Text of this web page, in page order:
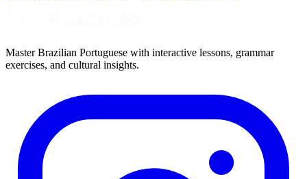
Master Brazilian Portuguese with interactive lessons, grammar
exercises, and cultural insights.